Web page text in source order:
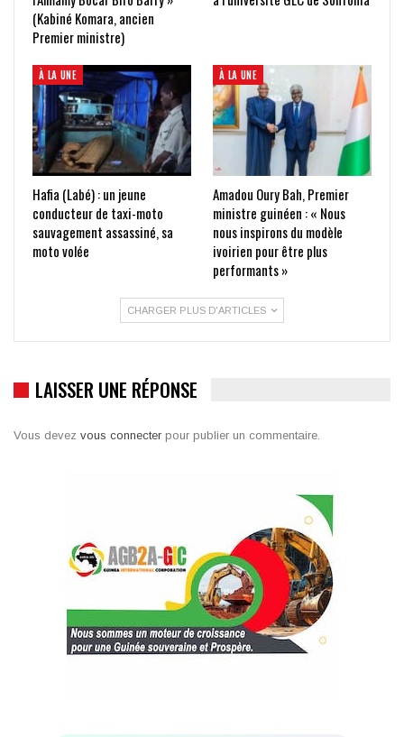
(Kabiné Komara, ancien
Premier ministre)
À LA UNE
Hafia (Labé) : un jeune
conducteur de taxi-moto
sauvagement assassiné, sa
moto volée
À LA UNE
Amadou Oury Bah, Premier
ministre guinéen : « Nous
nous inspirons du modèle
ivoirien pour être plus
performants »
CHARGER PLUS D'ARTICLES
LAISSER UNE RÉPONSE
Vous devez vous connecter pour publier un commentaire.